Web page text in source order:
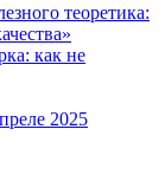
теоретика:
как не
2025